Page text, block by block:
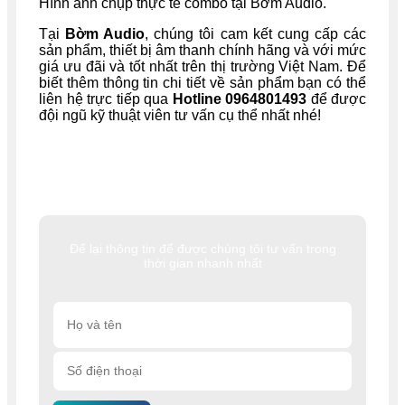
Hình ảnh chụp thực tế combo tại Bờm Audio.
Tại Bờm Audio, chúng tôi cam kết cung cấp các
sản phẩm, thiết bị âm thanh chính hãng và với mức
giá ưu đãi và tốt nhất trên thị trường Việt Nam. Để
biết thêm thông tin chi tiết về sản phẩm bạn có thể
liên hệ trực tiếp qua Hotline 0964801493 để được
đội ngũ kỹ thuật viên tư vấn cụ thể nhất nhé!